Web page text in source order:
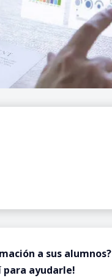
a sus alumnos?
para ayudarle!